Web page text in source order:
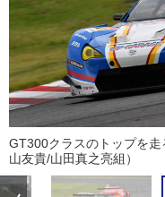
GT300クラスのトップを
山友貴/山田真之亮組）